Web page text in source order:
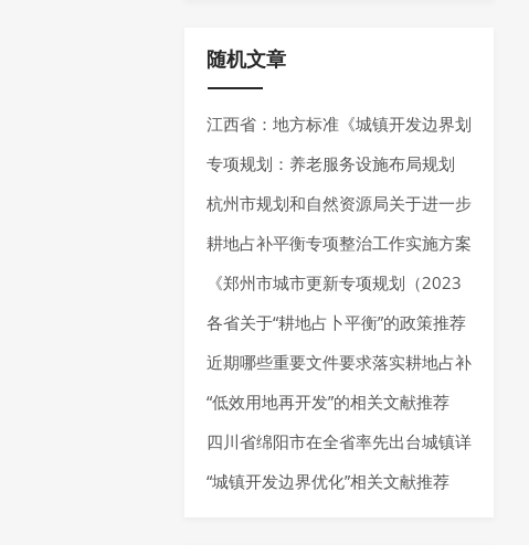
随机文章
江西省：地方标准《城镇开发边界划
定技术规程》公开征求意见
专项规划：养老服务设施布局规划
——最新指南请参考《养老服务设施
布局规划编制技术指南（试行）（2
025年7月）》
杭州市规划和自然资源局关于进一步
加强规划资源要素保障推动经济高质
量发展的通知
耕地占补平衡专项整治工作实施方案
推荐
《郑州市城市更新专项规划（2023
—2035 年）》发布，明确城市更新
空间布局、分区分类指引以及城市更
新项目负面清单
各省关于“耕地占卜平衡”的政策推荐
近期哪些重要文件要求落实耕地占补
平衡制度？还有这些“耕地占补平
衡”相关文献推荐给你~
“低效用地再开发”的相关文献推荐
四川省绵阳市在全省率先出台城镇详
细规划编制指南
“城镇开发边界优化”相关文献推荐